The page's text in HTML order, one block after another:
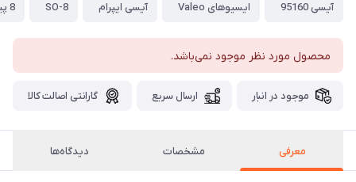
آیسی 95160
ایسیوهای Valeo
آیسی ایپرام
SO-8
8 پین SMD
محصول مورد نظر موجود نمی‌باشد.
موجود در انبار ارسال سریع گارانتی اصالت کالا
معرفی مشخصات دیدگاه‌ها